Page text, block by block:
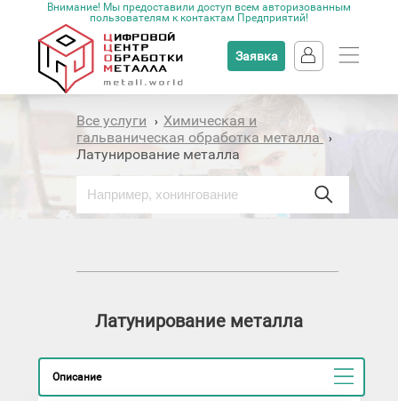
Внимание! Мы предоставили доступ всем авторизованным
пользователям к контактам Предприятий!
Заявка
Все услуги ›Химическая и
гальваническая обработка металла ›
Латунирование металла
Латунирование металла
Описание